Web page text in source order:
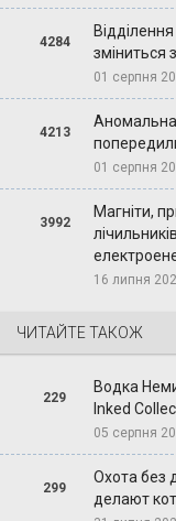
4284
зміниться
01 серпня
4213
Аномальна
01 серпня
3992
Магніти,
16 липня
ЧИТАЙТЕ ТАКОЖ
229
Водка
Inked
05 серпня
299
Охота без
делают